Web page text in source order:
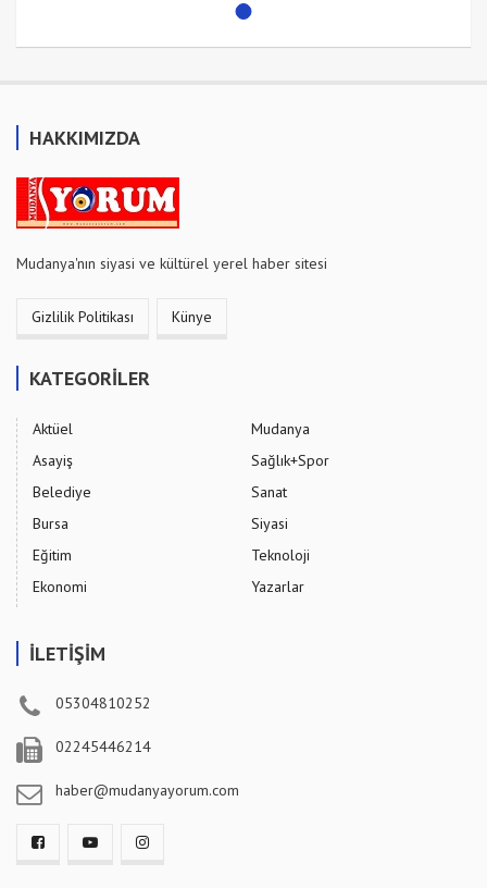
HAKKIMIZDA
Mudanya'nın siyasi ve kültürel yerel haber sitesi
Gizlilik Politikası Künye
KATEGORİLER
Aktüel
Asayiş
Belediye
Bursa
Eğitim
Ekonomi
Mudanya
Sağlık+Spor
Sanat
Siyasi
Teknoloji
Yazarlar
İLETİŞİM
05304810252
02245446214
haber@mudanyayorum.com